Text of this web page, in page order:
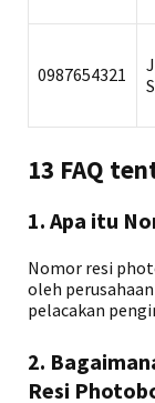
0987654321
13 FAQ
1. Apa itu
Nomor resi
oleh
pelacakan
2.
Resi